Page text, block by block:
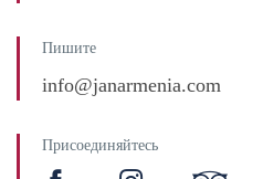
Пишите
info@janarmenia.com
Присоединяйтесь